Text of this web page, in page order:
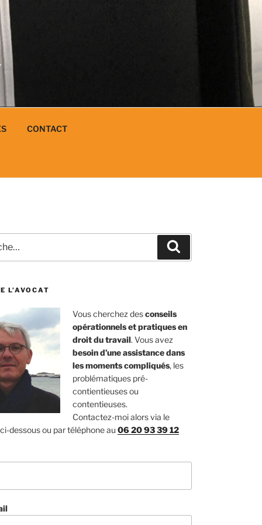
CONTACT
L’AVOCAT
Vous cherchez desconseils
opérationnels et pratiques en
droit du travail. Vous avez
besoin d’une assistance dans
les moments compliqués, les
problématiques pré-
contientieuses ou
contentieuses.
Contactez-moi alors via le
dessous ou par téléphone au 06 20 93 39 12